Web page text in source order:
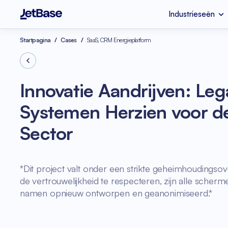
Industrieseën
Industrieseën
Fitness
eCommerce
Diensten
UI & UX Ontwerp
Ontwikkeling van
Technologieën
Startpagina Cases SaaS, CRM Energieplatform
Innovatie Aandrijven:
Systemen Herzien voor
Sector
*Dit project valt onder een strikte
de vertrouwelijkheid te respecteren, zijn alle
namen opnieuw ontworpen en geanonimiseerd.*